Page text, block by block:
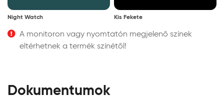
Night Watch Kis Fekete
A monitoron vagy nyomtatón megjelenő színek
eltérhetnek a termék színétől!
Dokumentumok